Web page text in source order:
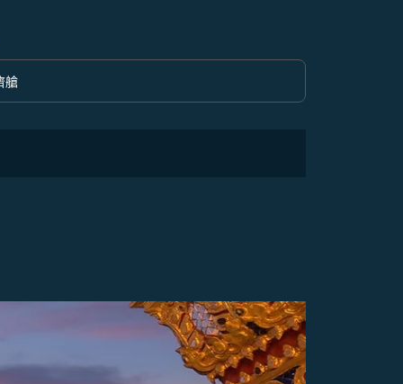
option 經濟艙 Selected
艙